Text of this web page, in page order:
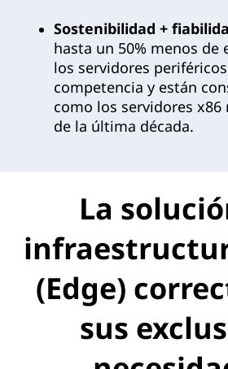
Sostenibilidad +
hasta un 50% menos de
los servidores
competencia y están
como los servidores x86
de la última década.
La
(Edge)
sus